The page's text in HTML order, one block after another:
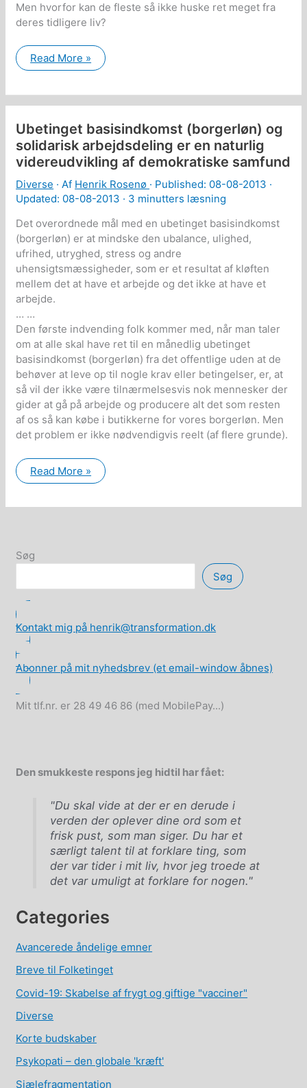
Men hvorfor kan de fleste så ikke huske ret meget fra
deres tidligere liv?
Din
identitets-
din
udvikling
Read More »
Ubetinget basisindkomst (borgerløn) og
solidarisk arbejdsdeling er en naturlig
videreudvikling af demokratiske samfund
Diverse · Af Henrik Rosenø · Published: 08-08-2013 ·
Updated: 08-08-2013 · 3 minutters læsning
Det overordnede mål med en ubetinget basisindkomst
(borgerløn) er at mindske den ubalance, ulighed,
ufrihed, utryghed, stress og andre
uhensigtsmæssigheder, som er et resultat af kløften
mellem det at have et arbejde og det ikke at have et
arbejde.
… …
Den første indvending folk kommer med, når man taler
om at alle skal have ret til en månedlig ubetinget
basisindkomst (borgerløn) fra det offentlige uden at de
behøver at leve op til nogle krav eller betingelser, er, at
så vil der ikke være tilnærmelsesvis nok mennesker der
gider at gå på arbejde og producere alt det som resten
af os så kan købe i butikkerne for vores borgerløn. Men
det problem er ikke nødvendigvis reelt (af flere grunde).
Ubetinget
basisindkomst
solidarisk
naturlig
videreudvikling
Read More »
Søg
Søg
Kontakt mig på henrik@transformation.dk
Abonner på mit nyhedsbrev (et email-window åbnes)
Mit tlf.nr. er 28 49 46 86 (med MobilePay...)
Den smukkeste respons jeg hidtil har fået:
"Du skal vide at der er en derude i
verden der oplever dine ord som et
frisk pust, som man siger. Du har et
særligt talent til at forklare ting, som
der var tider i mit liv, hvor jeg troede at
det var umuligt at forklare for nogen."
Categories
Avancerede åndelige emner
Breve til Folketinget
Covid-19: Skabelse af frygt og giftige "vacciner"
Diverse
Korte budskaber
Psykopati – den globale 'kræft'
Sjælefragmentation